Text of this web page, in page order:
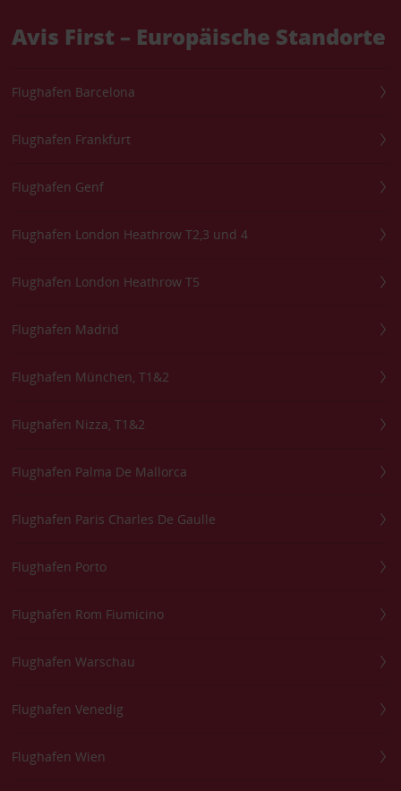
Avis First – Europäische Standorte
Flughafen Barcelona
Flughafen Frankfurt
Flughafen Genf
Flughafen London Heathrow T2,3 und 4
Flughafen London Heathrow T5
Flughafen Madrid
Flughafen München, T1&2
Flughafen Nizza, T1&2
Flughafen Palma De Mallorca
Flughafen Paris Charles De Gaulle
Flughafen Porto
Flughafen Rom Fiumicino
Flughafen Warschau
Flughafen Venedig
Flughafen Wien